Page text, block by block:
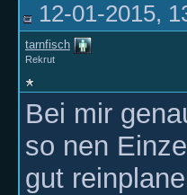
12-01-2015,
tarnfisch
Rekrut
Bei mir
so nen
gut